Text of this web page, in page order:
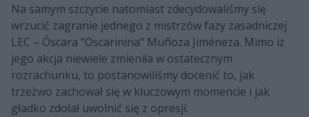
Na samym szczycie natomiast zdecydowaliśmy się
wrzucić zagranie jednego z mistrzów fazy zasadniczej
LEC – Óscara "Oscarinina" Muñoza Jiméneza. Mimo iż
jego akcja niewiele zmieniła w ostatecznym
rozrachunku, to postanowiliśmy docenić to, jak
trzeźwo zachował się w kluczowym momencie i jak
gładko zdołał uwolnić się z opresji.